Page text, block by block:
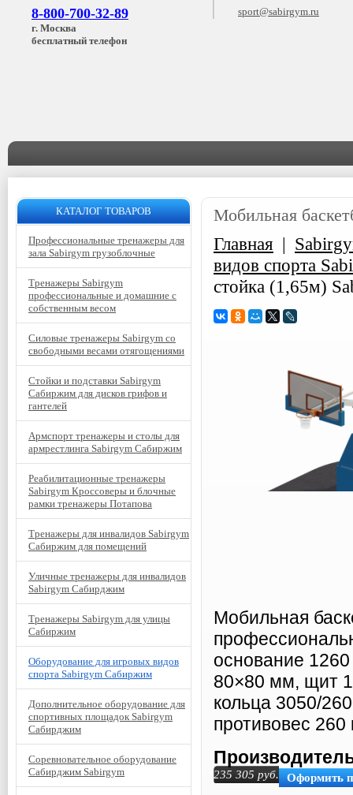
8-800-700-32-89
г. Москва
бесплатный телефон
sport@sabirgym.ru
Мобильная
Главная |
видов спорта
стойка (1,65м)
Мобильная
основание
80×80 мм, щит
кольца 3050/
противовес
235 305 руб. Оформить
КАТАЛОГ ТОВАРОВ
Профессиональные тренажеры для
зала Sabirgym грузоблочные
Тренажеры Sabirgym
профессиональные и домашние с
собственным весом
Силовые тренажеры Sabirgym со
свободными весами отягощениями
Стойки и подставки Sabirgym
Сабиржим для дисков грифов и
гантелей
Армспорт тренажеры и столы для
армрестлинга Sabirgym Сабиржим
Реабилитационные тренажеры
Sabirgym Кроссоверы и блочные
рамки тренажеры Потапова
Тренажеры для инвалидов Sabirgym
Сабиржим для помещений
Уличные тренажеры для инвалидов
Sabirgym Сабирджим
Тренажеры Sabirgym для улицы
Сабиржим
Оборудование для игровых видов
спорта Sabirgym Сабиржим
Дополнительное оборудование для
спортивных площадок Sabirgym
Сабирджим
Соревновательное оборудование
Сабирджим Sabirgym